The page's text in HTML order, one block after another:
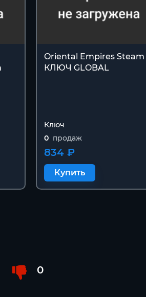
Oriental Empires Steam
КЛЮЧ GLOBAL
Ключ
0 продаж
834 ₽
Купить
0